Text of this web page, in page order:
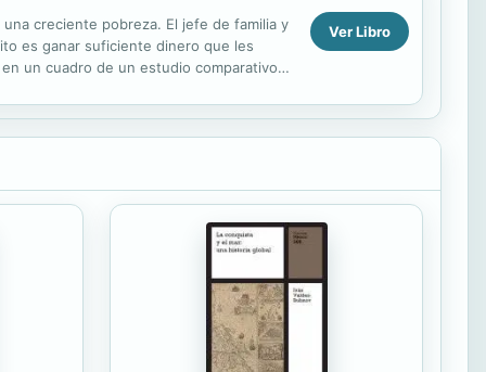
creciente pobreza. El jefe de familia y
es ganar suficiente dinero que les
un cuadro de un estudio comparativo
Ver Libro